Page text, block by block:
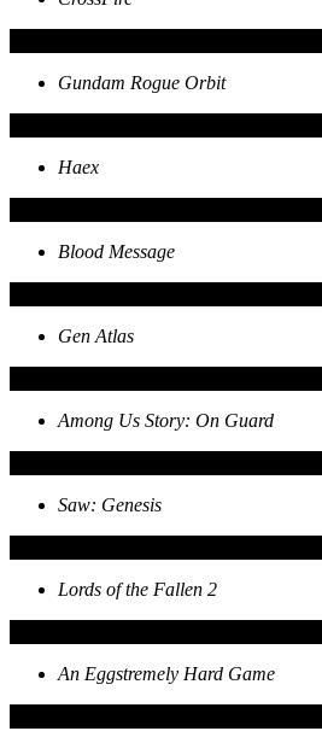
Gundam Rogue Orbit
Haex
Blood Message
Gen Atlas
Among Us Story: On Guard
Saw: Genesis
Lords of the Fallen 2
An Eggstremely Hard Game